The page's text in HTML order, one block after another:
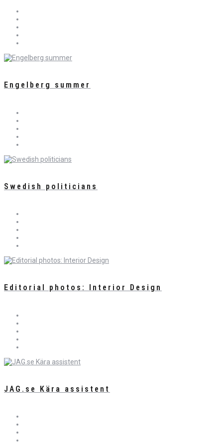
Engelberg summer
Swedish politicians
Editorial photos: Interior Design
JAG.se Kära assistent